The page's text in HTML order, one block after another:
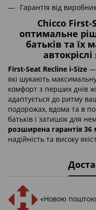
Гарантія від
Chicco
оптимальне
батьків та їх
First-Seat Recline i-Size —
які шукають максимальну
комфорт з перших днів
адаптується до ритму
подорожах, вдома та в
батьків і затишок для
розширена гарантія 36
надійність та високу
«Новою